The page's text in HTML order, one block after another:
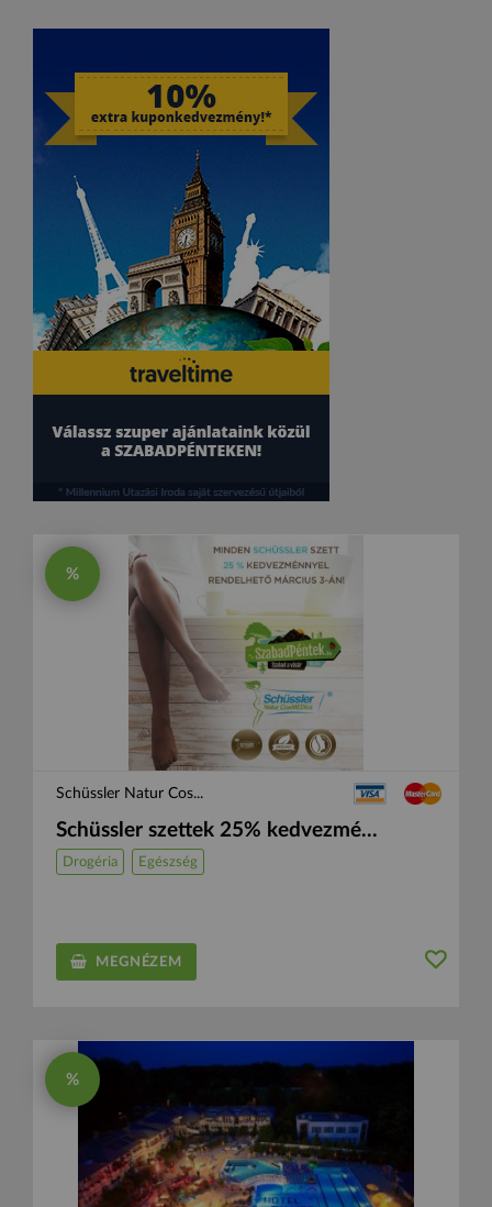
%
Schüssler Natur Cos...
Schüssler szettek 25% kedvezmé...
Drogéria Egészség
MEGNÉZEM
%